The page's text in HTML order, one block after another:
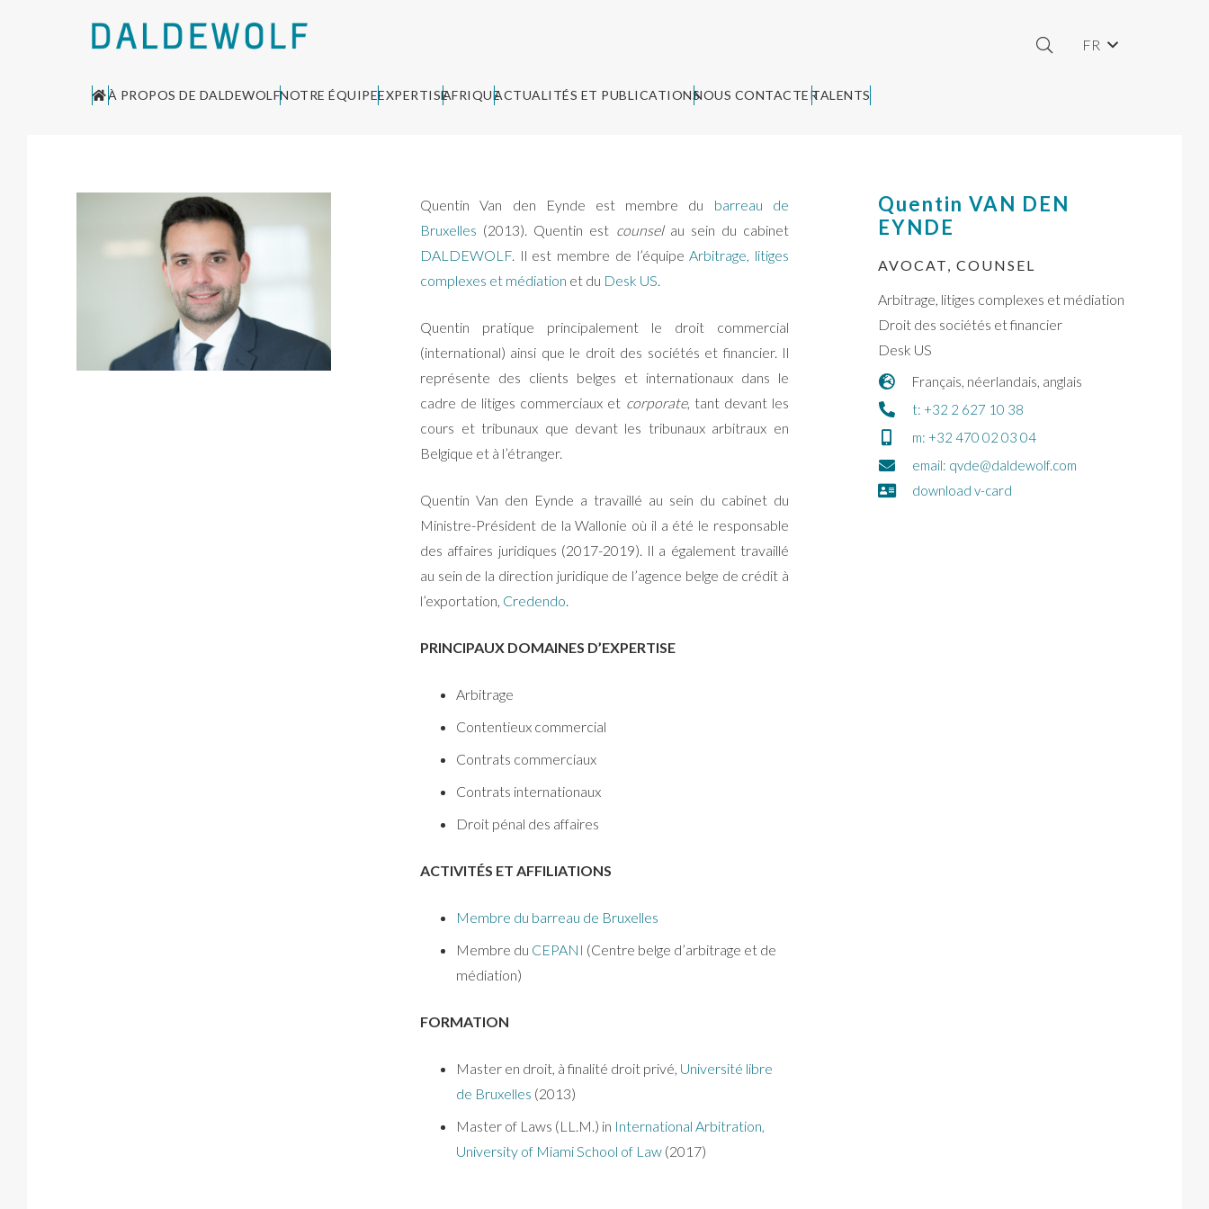
FR
À PROPOS DE DALDEWOLFNOTRE ÉQUIPEEXPERTISEAFRIQUEACTUALITÉS ET PUBLICATIONSNOUS CONTACTERTALENTS
Quentin Van den Eynde est membre du barreau de
Bruxelles (2013). Quentin est counselau sein du cabinet
DALDEWOLF. Il est membre de l’équipeArbitrage, litiges
complexes et médiation et du Desk US.
Quentin pratique principalement le droit commercial
(international) ainsi que le droit des sociétés et financier. Il
représente des clients belges et internationaux dans le
cadre de litiges commerciaux et corporate, tant devant les
cours et tribunaux que devant les tribunaux arbitraux en
Belgique et à l’étranger.
Quentin Van den Eynde a travaillé au sein du cabinet du
Ministre-Président de la Wallonie où il a été le responsable
des affaires juridiques (2017-2019). Il a également travaillé
au sein de la direction juridique de l’agence belge de crédit à
l’exportation, Credendo.
PRINCIPAUX DOMAINES D’EXPERTISE
Arbitrage
Contentieux commercial
Contrats commerciaux
Contrats internationaux
Droit pénal des affaires
ACTIVITÉS ET AFFILIATIONS
Membre du barreau de Bruxelles
Membre du CEPANI (Centre belge d’arbitrage et de
médiation)
FORMATION
Master en droit, à finalité droit privé, Université libre
de Bruxelles (2013)
Master of Laws (LL.M.) in International Arbitration,
University of Miami School of Law (2017)
Quentin VAN DEN
EYNDE
AVOCAT, COUNSEL
Arbitrage, litiges complexes et médiation
Droit des sociétés et financier
Desk US
Français, néerlandais, anglais
t: +32 2 627 10 38
m: +32 470 02 03 04
email: qvde@daldewolf.com
download v-card